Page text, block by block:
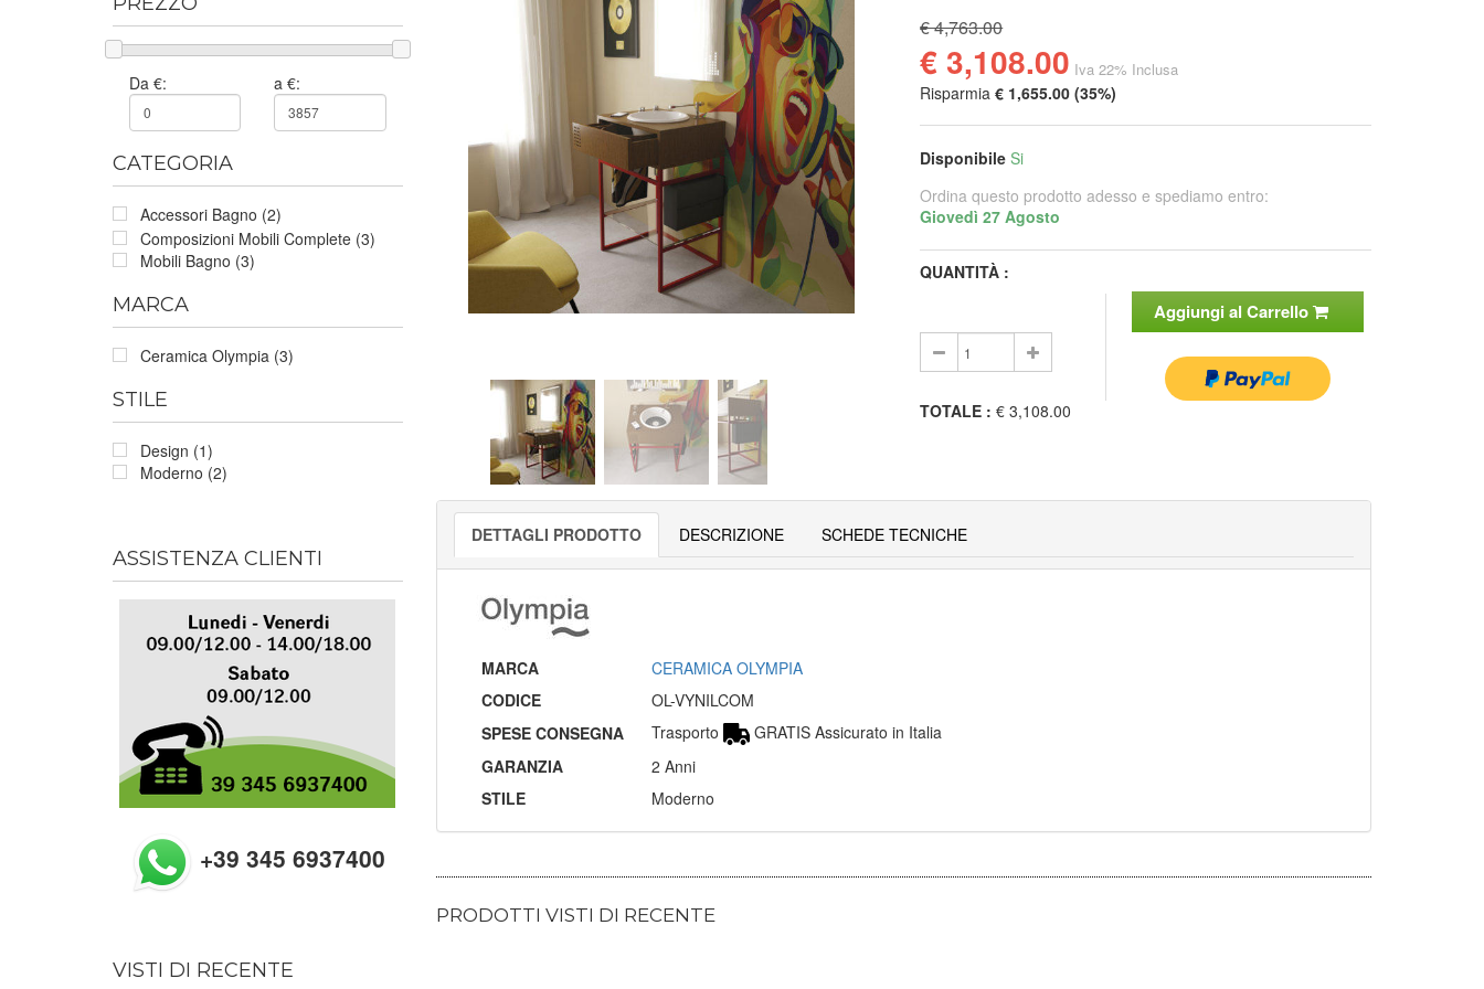
Da €: a €:
CATEGORIA
Accessori Bagno (2)
Composizioni Mobili Complete (3)
Mobili Bagno (3)
MARCA
Ceramica Olympia (3)
STILE
Design (1)
Moderno (2)
ASSISTENZA CLIENTI
+39 345 6937400
VISTI DI RECENTE
€ 4,763.00
€ 3,108.00 Iva 22% Inclusa
Risparmia€ 1,655.00 (35%)
Disponibile Si
Ordina questo prodotto adesso e spediamo entro:
Giovedì 27 Agosto
QUANTITÀ :
Aggiungi al Carrello
TOTALE : € 3,108.00
DETTAGLI PRODOTTO DESCRIZIONE SCHEDE TECNICHE
MARCA
CERAMICA OLYMPIA
CODICE
OL-VYNILCOM
SPESE CONSEGNA
Trasporto
GRATIS Assicurato in Italia
GARANZIA
2 Anni
STILE
Moderno
PRODOTTI VISTI DI RECENTE